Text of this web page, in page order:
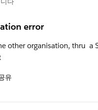
error
other organisation, thru a
유